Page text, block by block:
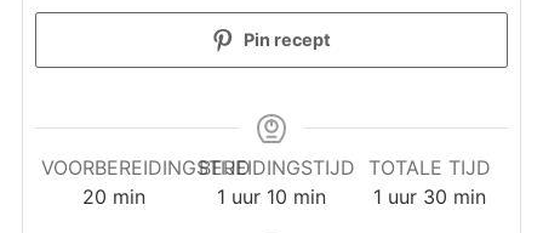
Pin recept
VOORBEREIDINGSTIJD
20minuten
min
BEREIDINGSTIJD
1 uur
uur 10 minuten
min
TOTALE TIJD
1uur
uur 30minuten
min